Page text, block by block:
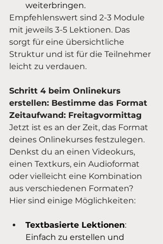
weiterbringen.
Empfehlenswert sind 2-3 Module
mit jeweils 3-5 Lektionen. Das
sorgt für eine übersichtliche
Struktur und ist für die Teilnehmer
leicht zu verdauen.
Schritt 4 beim Onlinekurs
erstellen: Bestimme das Format
Zeitaufwand: Freitagvormittag
Jetzt ist es an der Zeit, das Format
deines Onlinekurses festzulegen.
Denkst du an einen Videokurs,
einen Textkurs, ein Audioformat
oder vielleicht eine Kombination
aus verschiedenen Formaten?
Hier sind einige Möglichkeiten:
Textbasierte Lektionen:
Einfach zu erstellen und